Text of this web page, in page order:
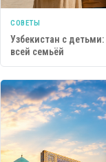
СОВЕТЫ
Узбекистан с
всей семьёй